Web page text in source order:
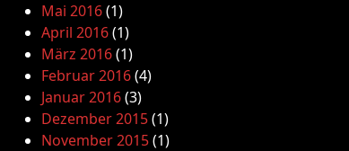
Mai 2016(1)
April 2016(1)
März 2016(1)
Februar 2016(4)
Januar 2016(3)
Dezember 2015(1)
November 2015(1)